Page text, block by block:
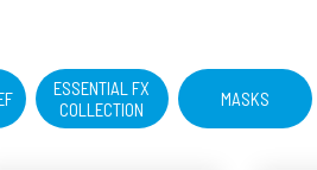
ESSENTIAL FX
COLLECTION
MASKS